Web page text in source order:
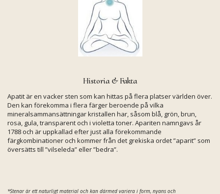
Historia & Fakta
Apatit är en vacker sten som kan hittas på flera platser världen över.
Den kan förekomma i flera färger beroende på vilka
mineralsammansättningar kristallen har, såsom blå, grön, brun,
rosa, gula, transparent och i violetta toner. Apariten namngavs år
1788 och är uppkallad efter just alla förekommande
färgkombinationer och kommer från det grekiska ordet ”aparit” som
översätts till ”vilseleda” eller ”bedra”.
*Stenar är ett naturligt material och kan därmed variera i form, nyans och